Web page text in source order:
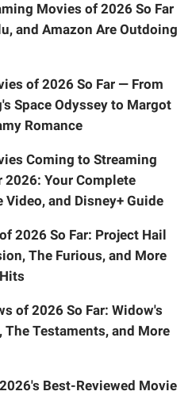
Movies of 2026 So Far
and Amazon Are Outdoing
of 2026 So Far — From
Space Odyssey to Margot
Romance
Coming to Streaming
2026: Your Complete
Video, and Disney+ Guide
2026 So Far: Project Hail
The Furious, and More
of 2026 So Far: Widow's
The Testaments, and More
Best-Reviewed Movie